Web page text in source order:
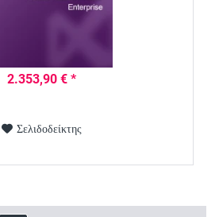
2.353,90 € *
Σελιδοδείκτης